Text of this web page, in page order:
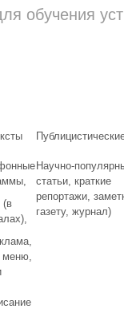
обучения
(в
меню,
Научно-
статьи, краткие
репортажи,
газету, журнал)